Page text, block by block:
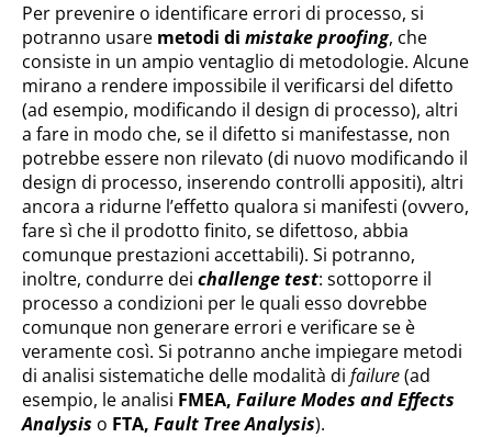
Per prevenire o identificare errori di processo, si
potranno usare metodi di mistake proofing, che
consiste in un ampio ventaglio di metodologie. Alcune
mirano a rendere impossibile il verificarsi del difetto
(ad esempio, modificando il design di processo), altri
a fare in modo che, se il difetto si manifestasse, non
potrebbe essere non rilevato (di nuovo modificando il
design di processo, inserendo controlli appositi), altri
ancora a ridurne l’effetto qualora si manifesti (ovvero,
fare sì che il prodotto finito, se difettoso, abbia
comunque prestazioni accettabili). Si potranno,
inoltre, condurre dei challenge test: sottoporre il
processo a condizioni per le quali esso dovrebbe
comunque non generare errori e verificare se è
veramente così. Si potranno anche impiegare metodi
di analisi sistematiche delle modalità di failure(ad
esempio, le analisi FMEA, Failure Modes and Effects
Analysis o FTA, Fault Tree Analysis).